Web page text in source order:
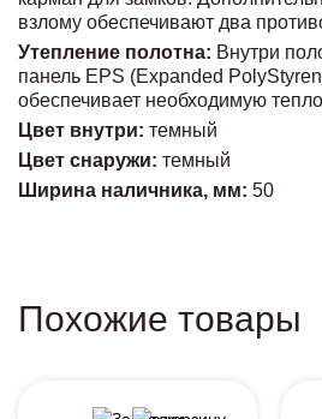
взлому обеспечивают два
Утепление полотна: Внутри
панель EPS (Expanded
обеспечивает необходимую
Цвет внутри: темный
Цвет снаружи: темный
Ширина наличника, мм: 50
Похожие товары